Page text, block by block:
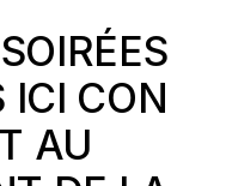
ICI CON
AU